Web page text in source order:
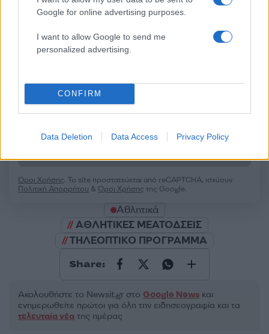
Google for online advertising purposes.
I want to allow Google to send me
personalized advertising.
CONFIRM
Data Deletion Data Access Privacy Policy
Σχολίασε εδώ
Όροι Χρήσης. Το site προστατεύεται από reCAPTCHA, ισχύουν
Πολιτική Απορρήτου &Όροι Χρήσης της Google.
Αθλητικά
ΑΘΛΗΤΙΚΕΣ ΜΕΑΤΟΔΣΕΙΣ
ΤΗΛΕΟΠΤΙΚΟ ΠΡΟΓΡΑΜΜΑ
Share:
Ακολουθήστε το Νewsit.gr στο Google News και
ενημερωθείτε πρώτοι για όλη την ειδησεογραφία και τα
τελευταία νέα της ημέρας